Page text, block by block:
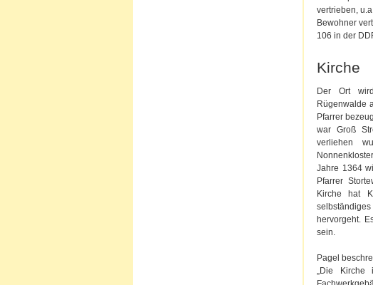
vertrieben,
Bewohner
106 in der
Kirche
Der Ort
Rügenwalde
Pfarrer
war Groß
verliehen
Jahre 1364
Pfarrer
Kirche hat
hervorgeht.
sein.
Pagel
„Die